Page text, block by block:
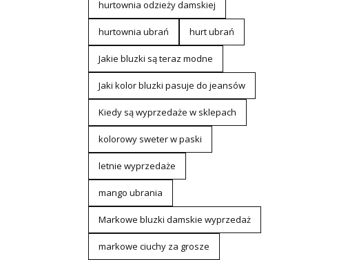
hurtownia odzieży damskiej
hurtownia ubrań hurt ubrań
Jakie bluzki są teraz modne
Jaki kolor bluzki pasuje do jeansów
Kiedy są wyprzedaże w sklepach
kolorowy sweter w paski
letnie wyprzedaże
mango ubrania
Markowe bluzki damskie wyprzedaż
markowe ciuchy za grosze